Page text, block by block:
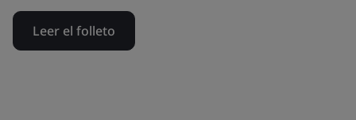
Leer el folleto